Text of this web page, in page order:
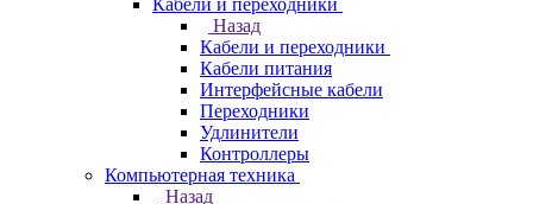
Кабели и переходники
Назад
Кабели и переходники
Кабели питания
Интерфейсные кабели
Переходники
Удлинители
Контроллеры
Компьютерная техника
Назад